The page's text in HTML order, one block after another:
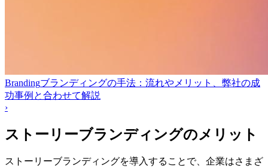
Brandingブランディングの手法：流れやメリット、弊社の成
功事例と合わせて解説
›
ストーリーブランディングのメリット
ストーリーブランディングを導入することで、企業はさまざ